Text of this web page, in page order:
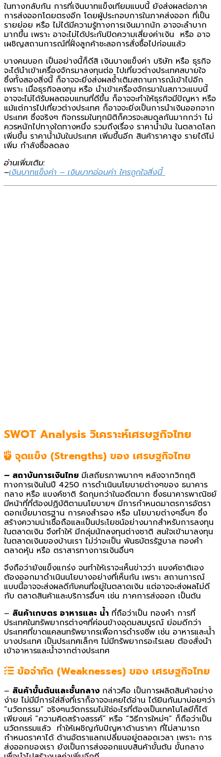
ในทางกลับกัน การที่เงินบาทแข็งเทียมแบบนี้ ยังส่งผลต่อภาค
การส่งออกโดยตรงอีก โดยผู้ประกอบการในภาคส่งออก ที่เป็น
รายย่อย หรือ ไม่ได้มีความรู้ทางการเงินมากนัก อาจจะลำบาก
มากขึ้น เพราะ อาจะไม่ได้ประกันปิดความเสี่ยงค่าเงิน หรือ อาจ
เผชิญสถานการณ์ที่ฝั่งลูกค้าชะลอการสั่งซื้อไปก่อนแล้ว
บางคนบอก เป็นอย่างนี้ก็ดีสิ เงินบางแข็งค่า บริษัท หรือ ธุรกิจ
จะได้นำเข้าเครื่องจักรมาลงทุนต่อ ไปเที่ยวต่างประเทศสบายใจ
ซึ่งทั้งสองสิ่งนี้ ก็อาจจะยิ่งส่งผลซ้ำเติมสถานการณ์เข้าไปอีก
เพราะ เมื่อธุรกิจลงทุน หรือ นำเข้าเครื่องจักรมาในสภาวะแบบนี้
อาจจะไม่ได้รับผลตอบแทนที่ดีขึ้น ก็อาจจะทำให้ธุรกิจมีปัญหา หรือ
แม้แต่การไปเที่ยวต่างประเทศ ก็อาจจะยิ่งเป็นการนำเงินออกจาก
ประเทศ ซึ่งจริงๆ กิจกรรมในทุกมิติก็ควรจะสมดุลกันมากกว่า ไม่
ควรหนักไปทางใดทางหนึ่ง รวมถึงเรื่อง ราคาน้ำมัน ในตลาดโลก
เพิ่มขึ้น ราคาน้ำมันในประเทศ เพิ่มขึ้นอีก สินค้าราคาสูง รายได้ไม่
เพิ่ม กำลังซื้อลดลง
อ่านเพิ่มเติม:
–เงินบาทแข็งค่า – เงินบาทอ่อนค่า ใครถูกใจสิ่งนี้
SWOT Analysis วิเคราะห์เศรษฐกิจไทย
จุดแข็ง (Strengths) ของ เศรษฐกิจไทย
– สถาบันการเงินไทย มีเสถียรภาพมากๆ หลังจากวิกฤติ
ทางการเงินในปี 4250 การดำเนินนโยบายต่างๆของ ธนาคาร
กลาง หรือ แบงค์ชาติ รัดกุมกว่าในอดีตมาก ซึ่งธนาคารพาณิชย์
มีหน้าที่ที่ต้องปฏิบัติตามนโยบายฯ มีการกำหนดมาตรการอัตรา
ดอกเบี้ยมาตรฐาน การคงสำรอง หรือ นโยบายต่างๆอื่นๆ ซึ่ง
สร้างความน่าเชื่อถือและเป็นประโยชน์อย่างมากสำหรับการลงทุน
ในตลาดเงิน จึงทำให้ มีกลุ่มนักลงทุนต่างชาติ สนใจเข้ามาลงทุน
ในตลาดเงินของบ้านเรา ไม่ว่าจะเป็น พันธบัตรรัฐบาล ทองคำ
ตลาดหุ้น หรือ ตราสารทางการเงินอื่นๆ
จึงถือว่ายังแข็งแกร่ง จนทำให้เราจะเห็นข่าวว่า แบงค์ชาติเอง
ต้องออกมาดำเนินนโยบางอย่างที่เห็นกัน เพราะ สถานการณ์
แบบนี้อาจจะส่งผลดีกับคนที่อยู่ในตลาดเงิน แต่อาจจะส่งผลไม่ดี
กับ ตลาดสินค้าและบริการอื่นๆ เช่น ภาคการส่งออก เป็นต้น
– สินค้าเกษตร อาหารและ น้ำ ที่ถือว่าเป็น ทองคำ การที่
ประเทศในทรัพยากรต่างๆที่ค่อนข้างอุดมสมบูรณ์ ย่อมดีกว่า
ประเทศที่ขาดแคลนทรัพยากรเพื่อการดำรงชีพ เช่น อาหารและน้ำ
บางประเทศ เป็นประเทศเล็กๆ ไม่มีทรัพยากรอะไรเลย ต้องสั่งนำ
เข้าอาหารและน้ำจากต่างประเทศ
ข้อจำกัด (Weaknesses) ของ เศรษฐกิจไทย
– สินค้าขั้นต้นและชั้นกลาง กล่าวคือ เป็นการผลิตสินค้าอย่าง
ง่าย ไม่มีมีการใส่สิ่งที่เราก็อาจจะเคยได้อ่าน ได้ยินกันมาบ่อยๆว่า
“นวัตกรรม” จริงๆนวัตกรรมไม่ใช่อะไรที่ต้องเป็นเทคโนโลยีก็ได้
เพียงแค่ “ความคิดสร้างสรรค์” หรือ “วิธีการใหม่ๆ” ก็ถือว่าเป็น
นวัตกรรมแล้ว ทำให้เผชิญกับปัญหาด้านราคา ที่ไม่สามารถ
กำหนดราคาได้ ด้านอัตราแลกเปลี่ยนอยู่ตลอดเวลา เพราะ การ
ส่งออกของเรา ยังเป็นการส่งออกแบบสินค้าขั้นต้น ขั้นกลาง